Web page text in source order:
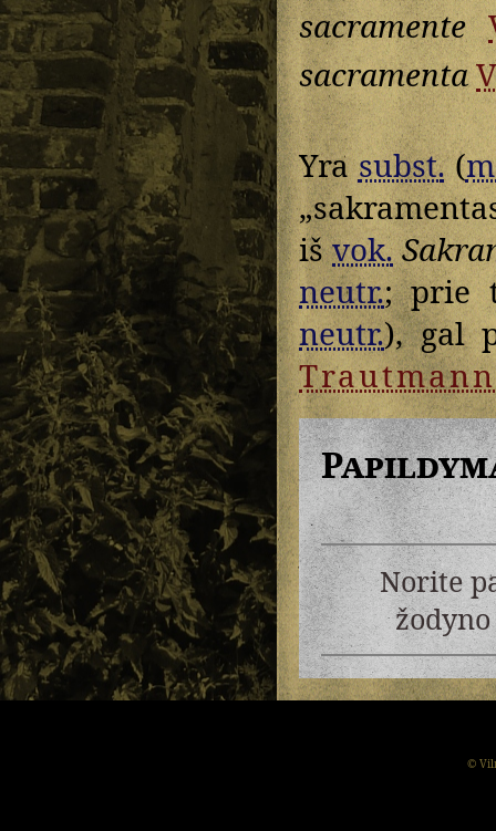
sacramente
sacramenta
Yrasubst.(
išvok.
neutr.; prie
neutr.), gal
Trautmann
Norite
©